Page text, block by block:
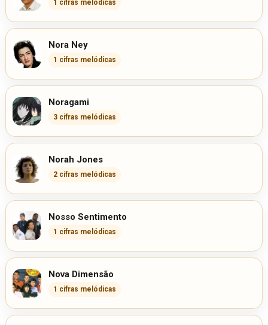
1 cifras melódicas
Nora Ney
1 cifras melódicas
Noragami
3 cifras melódicas
Norah Jones
2 cifras melódicas
Nosso Sentimento
1 cifras melódicas
Nova Dimensão
1 cifras melódicas